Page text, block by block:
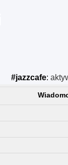
#jazzcafe: